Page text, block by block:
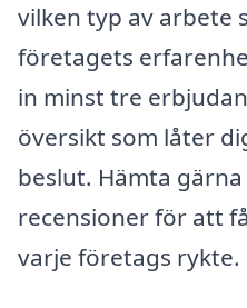
vilken typ av arbete
företagets
in minst tre
översikt som låter
beslut. Hämta
recensioner för att
varje företags rykte.